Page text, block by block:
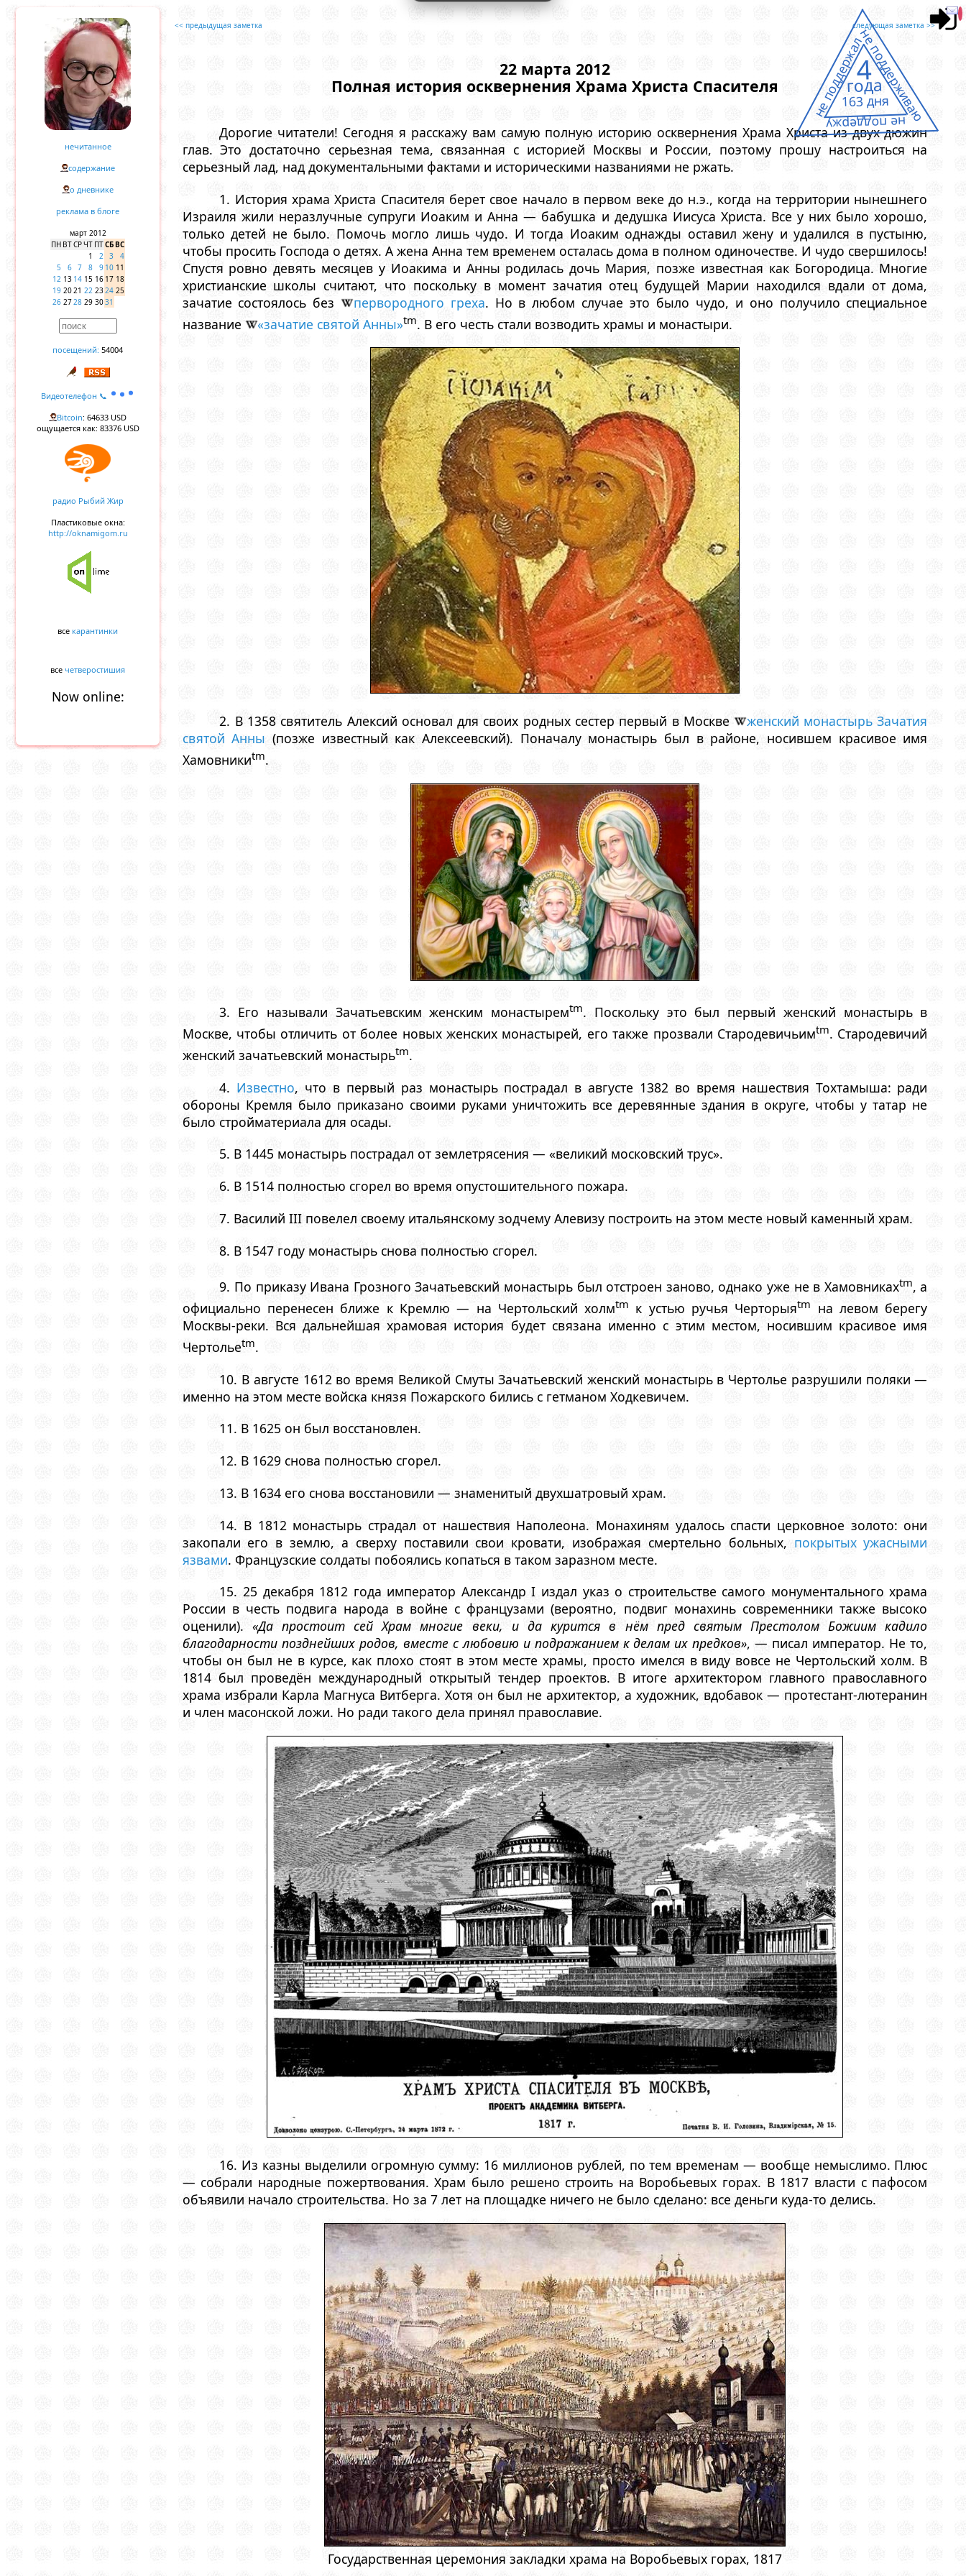
нечитанное
содержание
о дневнике
реклама в блоге
март 2012
ПН ВТСРЧТ ПТСБВС
1
2 3
4
5
6 7 8 9 10 11
12 13 14 15 16 17 18
19 2021 22 2324 25
26 2728 29 3031
посещений: 54004
Видеотелефон 📞
Bitcoin: 64633 USD
ощущается как: 83376 USD
радио Рыбий Жир
Пластиковые окна:
http://oknamigom.ru
все карантинки
все четверостишия
Now online:
<< предыдущая заметка следующая заметка >>
22 марта 2012
Полная история осквернения Храма Христа Спасителя
Дорогие читатели! Сегодня я расскажу вам самую полную историю осквернения Храма Христа из двух дюжин
глав. Это достаточно серьезная тема, связанная с историей Москвы и России, поэтому прошу настроиться на
серьезный лад, над документальными фактами и историческими названиями не ржать.
1. История храма Христа Спасителя берет свое начало в первом веке до н.э., когда на территории нынешнего
Израиля жили неразлучные супруги Иоаким и Анна — бабушка и дедушка Иисуса Христа. Все у них было хорошо,
только детей не было. Помочь могло лишь чудо. И тогда Иоаким однажды оставил жену и удалился в пустыню,
чтобы просить Господа о детях. А жена Анна тем временем осталась дома в полном одиночестве. И чудо свершилось!
Спустя ровно девять месяцев у Иоакима и Анны родилась дочь Мария, позже известная как Богородица. Многие
христианские школы считают, что поскольку в момент зачатия отец будущей Марии находился вдали от дома,
зачатие состоялось без
первородного греха. Но в любом случае это было чудо, и оно получило специальное
название
«зачатие святой Анны»tm. В его честь стали возводить храмы и монастыри.
2. В 1358 святитель Алексий основал для своих родных сестер первый в Москве
женский монастырь Зачатия
святой Анны (позже известный как Алексеевский). Поначалу монастырь был в районе, носившем красивое имя
Хамовникиtm.
3. Его называли Зачатьевским женским монастыремtm. Поскольку это был первый женский монастырь в
Москве, чтобы отличить от более новых женских монастырей, его также прозвали Стародевичьимtm. Стародевичий
женский зачатьевский монастырьtm.
4. Известно, что в первый раз монастырь пострадал в августе 1382 во время нашествия Тохтамыша: ради
обороны Кремля было приказано своими руками уничтожить все деревянные здания в округе, чтобы у татар не
было стройматериала для осады.
5. В 1445 монастырь пострадал от землетрясения — «великий московский трус».
6. В 1514 полностью сгорел во время опустошительного пожара.
7. Василий III повелел своему итальянскому зодчему Алевизу построить на этом месте новый каменный храм.
8. В 1547 году монастырь снова полностью сгорел.
9. По приказу Ивана Грозного Зачатьевский монастырь был отстроен заново, однако уже не в Хамовникахtm, а
официально перенесен ближе к Кремлю — на Чертольский холмtm к устью ручья Черторыяtm на левом берегу
Москвы-реки. Вся дальнейшая храмовая история будет связана именно с этим местом, носившим красивое имя
Чертольеtm.
10. В августе 1612 во время Великой Смуты Зачатьевский женский монастырь в Чертолье разрушили поляки —
именно на этом месте войска князя Пожарского бились с гетманом Ходкевичем.
11. В 1625 он был восстановлен.
12. В 1629 снова полностью сгорел.
13. В 1634 его снова восстановили — знаменитый двухшатровый храм.
14. В 1812 монастырь страдал от нашествия Наполеона. Монахиням удалось спасти церковное золото: они
закопали его в землю, а сверху поставили свои кровати, изображая смертельно больных, покрытых ужасными
язвами. Французские солдаты побоялись копаться в таком заразном месте.
15. 25 декабря 1812 года император Александр I издал указ о строительстве самого монументального храма
России в честь подвига народа в войне с французами (вероятно, подвиг монахинь современники также высоко
оценили). «Да простоит сей Храм многие веки, и да курится в нём пред святым Престолом Божиим кадило
благодарности позднейших родов, вместе с любовию и подражанием к делам их предков», — писал император. Не то,
чтобы он был не в курсе, как плохо стоят в этом месте храмы, просто имелся в виду вовсе не Чертольский холм. В
1814 был проведён международный открытый тендер проектов. В итоге архитектором главного православного
храма избрали Карла Магнуса Витберга. Хотя он был не архитектор, а художник, вдобавок — протестант-лютеранин
и член масонской ложи. Но ради такого дела принял православие.
16. Из казны выделили огромную сумму: 16 миллионов рублей, по тем временам — вообще немыслимо. Плюс
— собрали народные пожертвования. Храм было решено строить на Воробьевых горах. В 1817 власти с пафосом
объявили начало строительства. Но за 7 лет на площадке ничего не было сделано: все деньги куда-то делись.
Государственная церемония закладки храма на Воробьевых горах, 1817
не поддержалне поддерживаю
не поддержу
4
года
163 дня